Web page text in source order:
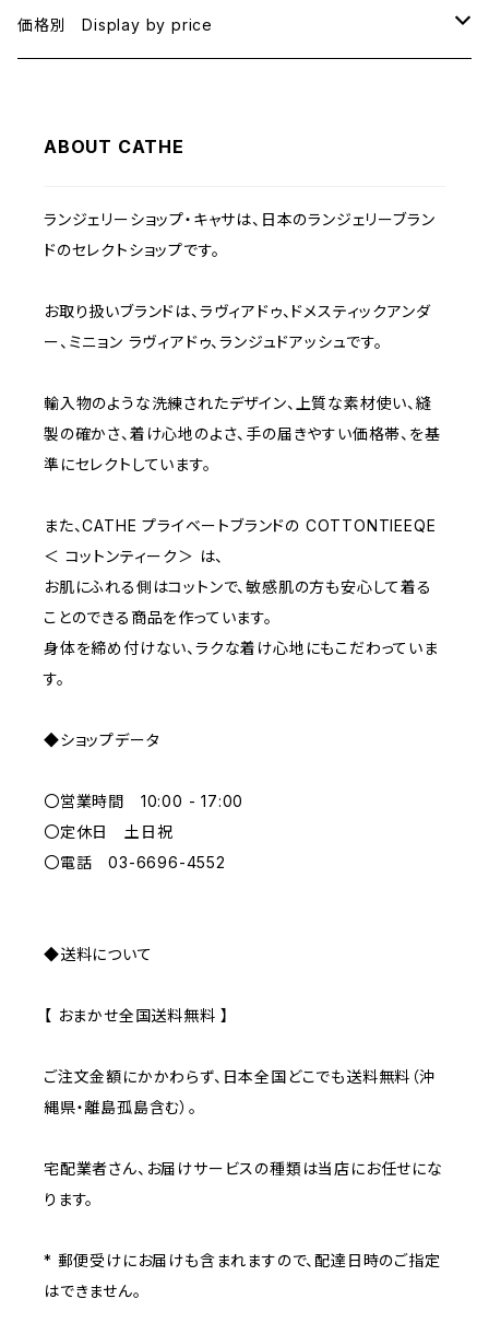
B75
C70
C75
E70
BLACK
BEIGE
NAVY
YELLOW
PURPLE
BLUE
ORANGE
GRAY
価格別 Display by price
1000~
2000~
5000~
ABOUT CATHE
ランジェリーショップ・キャサは、日本のランジェリーブラン
ドのセレクトショップです。
お取り扱いブランドは、ラヴィアドゥ、ドメスティックアンダ
ー、ミニョン ラヴィアドゥ、ランジュドアッシュです。
輸入物のような洗練されたデザイン、上質な素材使い、縫
製の確かさ、着け心地のよさ、手の届きやすい価格帯、を基
準にセレクトしています。
また、CATHE プライベートブランドの COTTONTIEEQE
＜ コットンティーク＞ は、
お肌にふれる側はコットンで、敏感肌の方も安心して着る
ことのできる商品を作っています。
身体を締め付けない、ラクな着け心地にもこだわっていま
す。
◆ショップデータ
〇営業時間 10:00 - 17:00
〇定休日 土日祝
〇電話 03-6696-4552
◆送料について
【 おまかせ全国送料無料 】
ご注文金額にかかわらず、日本全国どこでも送料無料（沖
縄県・離島孤島含む）。
宅配業者さん、お届けサービスの種類は当店にお任せにな
ります。
* 郵便受けにお届けも含まれますので、配達日時のご指定
はできません。